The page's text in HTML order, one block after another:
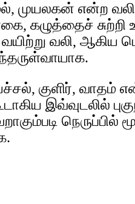
முயலகன் என்ற
கழுத்தைச்
வலி, ஆகிய
குளிர், வாதம்
இவ்வுடலில்